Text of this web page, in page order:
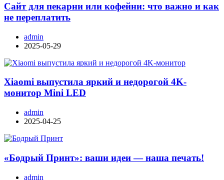
Сайт для пекарни или кофейни: что важно и как
не переплатить
admin
2025-05-29
Xiaomi выпустила яркий и недорогой 4K-
монитор Mini LED
admin
2025-04-25
«Бодрый Принт»: ваши идеи — наша печать!
admin